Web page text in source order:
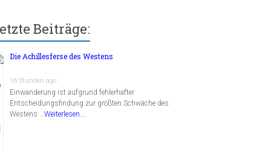
Beiträge:
Die Achillesferse des Westens
16 Stunden ago
Einwanderung ist aufgrund fehlerhafter
Entscheidungsfindung zur größten Schwäche des
Westens …Weiterlesen...